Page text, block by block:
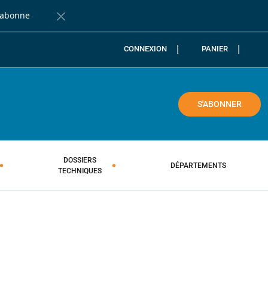
Fermer la barre de notification
CONNEXION PANIER
S'ABONNER
DOSSIERS
TECHNIQUES
DÉPARTEMENTS